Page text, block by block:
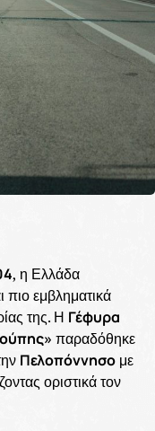
, η Ελλάδα
πιο εμβληματικά
της. Η Γέφυρα
παραδόθηκε
Πελοπόννησομε
οριστικά τον